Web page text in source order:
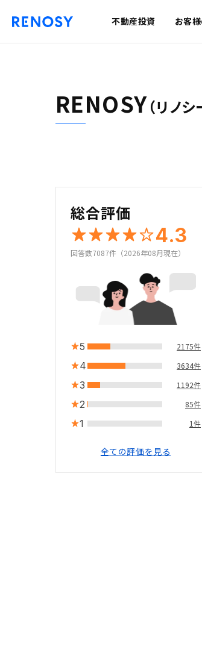
不動産投資 お客
RENOSY（リノシ
総合評価
4.3
回答数7087件（2026年08月現在）
5 2175件
4 3634件
3 1192件
2 85件
1 1件
全ての評価を見る